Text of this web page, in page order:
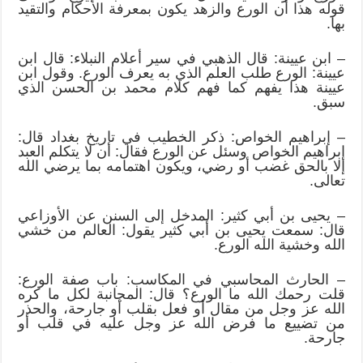
قوله هذا أن الورع والزهد يكون بمعرفة الأحكام والتقيد
بها.
– ابن عيينة: قال الذهبي في سير أعلام النبلاء: قال ابن
عيينة: الورع طلب العلم الذي به يعرف الورع. وقول ابن
عيينة هذا يفهم كما فهم كلام محمد بن الحسن الذي
سبق.
– إبراهيم الخواص: ذكر الخطيب في تاريخ بغداد قال:
إبراهيم الخواص وسئل عن الورع فقال: أن لا يتكلم العبد
إلا بالحق غضب أو رضي، ويكون اهتمامه بما يرضي الله
تعالى.
– يحيى بن أبي كثير: المدخل إلى السنن عن الأوزاعي
قال: سمعت يحيى بن أبي كثير يقول: العالم من خشي
الله وخشية الله الورع.
– الحارث المحاسبي في المكاسب: باب صفة الورع:
قلت رحمك الله ما الورع؟ قال: المجانبة لكل ما كره
الله عز وجل من مقال أو فعل بقلب أو جارحة، والحذر
من تضييع ما فرض الله عز وجل عليه في قلب أو
جارحة.